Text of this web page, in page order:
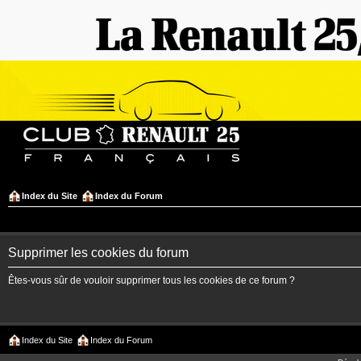
Index du Site Index du Forum
Supprimer les cookies du forum
Êtes-vous sûr de vouloir supprimer tous les cookies de ce forum ?
Index du Site Index du Forum